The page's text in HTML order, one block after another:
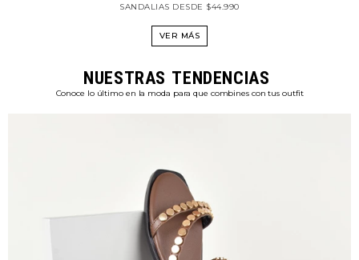
SANDALIAS DESDE $44.990
VER MÁS
NUESTRAS TENDENCIAS
Conoce lo último en la moda para que combines con tus outfit